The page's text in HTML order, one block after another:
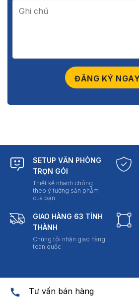
SETUP VĂN PHÒNG
TRỌN GÓI
Thiết kế nhanh chóng
theo ý tưởng sản phẩm
của bạn
GIAO HÀNG 63 TỈNH
THÀNH
Chúng tôi nhận giao hàng
toàn quốc
Tư vấn bán hàng